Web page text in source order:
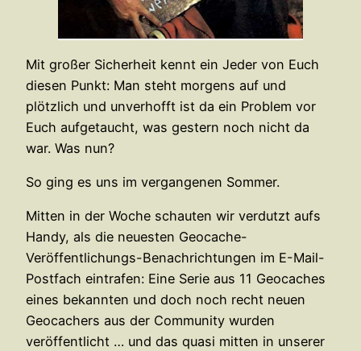
Mit großer Sicherheit kennt ein Jeder von Euch
diesen Punkt: Man steht morgens auf und
plötzlich und unverhofft ist da ein Problem vor
Euch aufgetaucht, was gestern noch nicht da
war. Was nun?
So ging es uns im vergangenen Sommer.
Mitten in der Woche schauten wir verdutzt aufs
Handy, als die neuesten Geocache-
Veröffentlichungs-Benachrichtungen im E-Mail-
Postfach eintrafen: Eine Serie aus 11 Geocaches
eines bekannten und doch noch recht neuen
Geocachers aus der Community wurden
veröffentlicht … und das quasi mitten in unserer